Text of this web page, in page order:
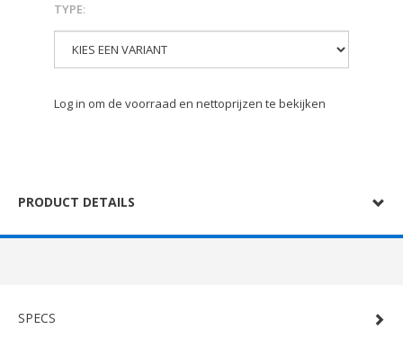
TYPE:
Log in om de voorraad en nettoprijzen te bekijken
PRODUCT DETAILS
SPECS